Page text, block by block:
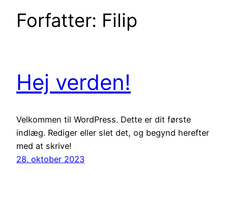
Forfatter: Filip
Hej verden!
Velkommen til WordPress. Dette er dit første
indlæg. Rediger eller slet det, og begynd herefter
med at skrive!
28. oktober 2023